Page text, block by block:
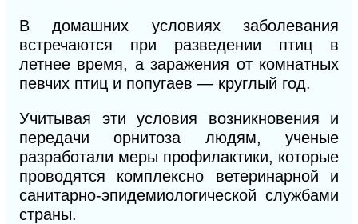
В домашних условиях заболевания
встречаются при разведении птиц в
летнее время, а заражения от комнатных
певчих птиц и попугаев — круглый год.
Учитывая эти условия возникновения и
передачи орнитоза людям, ученые
разработали меры профилактики, которые
проводятся комплексно ветеринарной и
санитарно-эпидемиологической службами
страны.